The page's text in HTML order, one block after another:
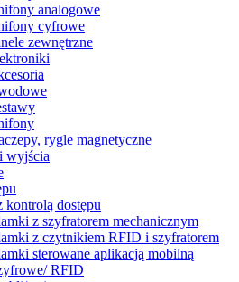
analogowe
cyfrowe
zewnętrzne
rygle magnetyczne
wyjścia
dostępu
z szyfratorem mechanicznym
z czytnikiem RFID i szyfratorem
sterowane aplikacją mobilną
RFID